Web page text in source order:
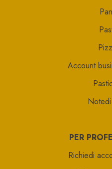
Account
PER
Richiedi